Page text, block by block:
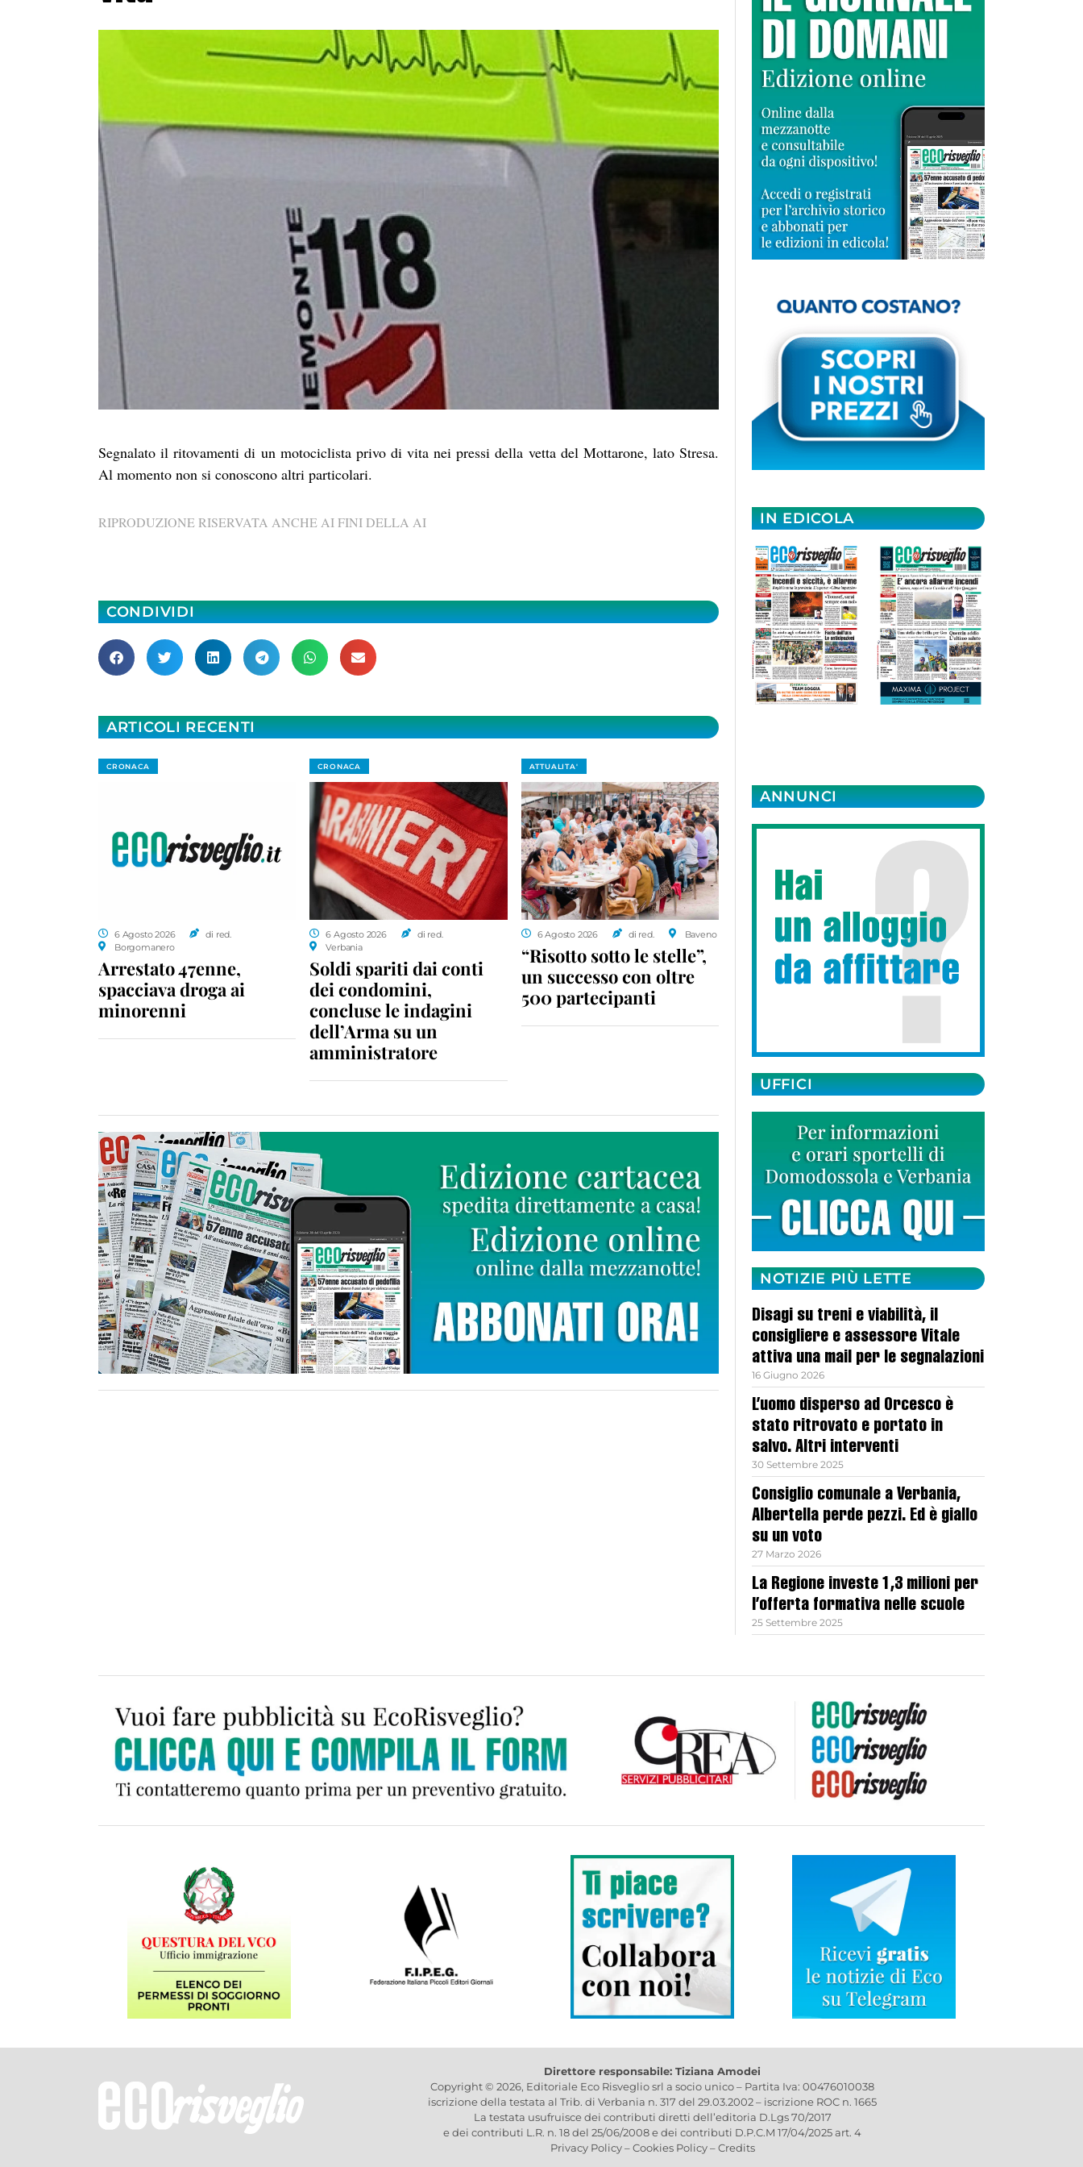
Segnalato il ritovamenti di un motociclista privo di vita nei pressi della vetta del Mottarone, lato Stresa.
Al momento non si conoscono altri particolari.
RIPRODUZIONE RISERVATA ANCHE AI FINI DELLA AI
CONDIVIDI
ARTICOLI RECENTI
CRONACA
6 Agosto 2026
di red.
Borgomanero
Arrestato 47enne,
spacciava droga ai
minorenni
CRONACA
6 Agosto 2026
di red.
Verbania
Soldi spariti dai conti
dei condomini,
concluse le indagini
dell’Arma su un
amministratore
ATTUALITA'
6 Agosto 2026 di red. Baveno
“Risotto sotto le stelle”,
un successo con oltre
500 partecipanti
IN EDICOLA
ANNUNCI
UFFICI
NOTIZIE PIÙ LETTE
Disagi su treni e viabilità, il
consigliere e assessore Vitale
attiva una mail per le segnalazioni
16 Giugno 2026
L’uomo disperso ad Orcesco è
stato ritrovato e portato in
salvo. Altri interventi
30 Settembre 2025
Consiglio comunale a Verbania,
Albertella perde pezzi. Ed è giallo
su un voto
27 Marzo 2026
La Regione investe 1,3 milioni per
l’offerta formativa nelle scuole
25 Settembre 2025
Direttore responsabile: Tiziana Amodei
Copyright © 2026, Editoriale Eco Risveglio srl a socio unico – Partita Iva: 00476010038
iscrizione della testata al Trib. di Verbania n. 317 del 29.03.2002 – iscrizione ROC n. 1665
La testata usufruisce dei contributi diretti dell’editoria D.Lgs 70/2017
e dei contributi L.R. n. 18 del 25/06/2008 e dei contributi D.P.C.M 17/04/2025 art. 4
Privacy Policy–Cookies Policy–Credits